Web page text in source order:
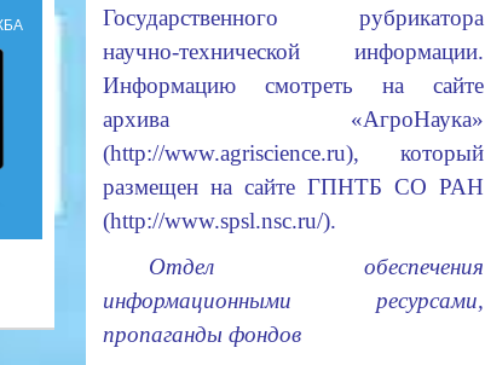
Государственного рубрикатора
научно-технической информации.
Информацию смотреть на сайте
архива «АгроНаука»
(http://www.agriscience.ru), который
размещен на сайте ГПНТБ СО РАН
(http://www.spsl.nsc.ru/).
Отдел обеспечения
информационными ресурсами,
пропаганды фондов